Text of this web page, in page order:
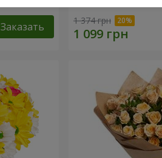
Заказать 1 374 грн